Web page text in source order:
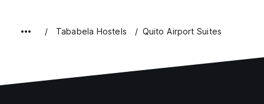
Tababela Hostels Quito Airport Suites